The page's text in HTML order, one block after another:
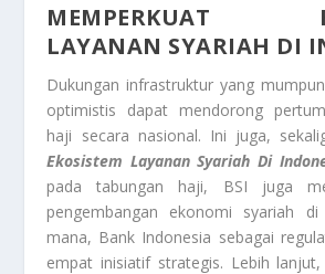
MEMPERKUAT
LAYANAN SYARIAH DI
Dukungan infrastruktur yang
optimistis dapat mendorong
haji secara nasional. Ini juga,
Ekosistem Layanan Syariah Di
pada tabungan haji, BSI juga
pengembangan ekonomi syariah di
mana, Bank Indonesia sebagai
empat inisiatif strategis. Lebih